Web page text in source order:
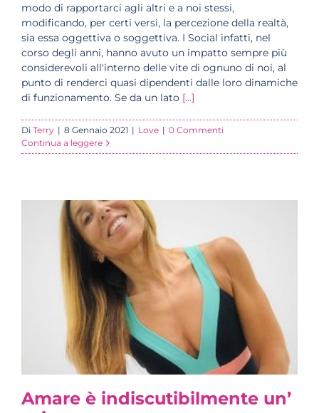
modo di rapportarci agli altri e a noi stessi,
modificando, per certi versi, la percezione della realtà,
sia essa oggettiva o soggettiva. I Social infatti, nel
corso degli anni, hanno avuto un impatto sempre più
considerevoli all'interno delle vite di ognuno di noi, al
punto di renderci quasi dipendenti dalle loro dinamiche
di funzionamento. Se da un lato [...]
Di Terry | 8 Gennaio 2021 | Love | 0 Commenti
Continua a leggere
Amare è indiscutibilmente un’